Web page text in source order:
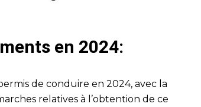
en 2024:
de conduire en 2024, avec la
relatives à l’obtention de ce